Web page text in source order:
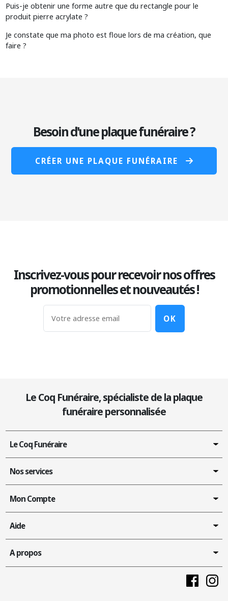
Puis-je obtenir une forme autre que du rectangle pour le
produit pierre acrylate ?
Je constate que ma photo est floue lors de ma création, que
faire ?
Besoin d'une plaque funéraire ?
CRÉER UNE PLAQUE FUNÉRAIRE
Inscrivez-vous pour recevoir nos offres
promotionnelles et nouveautés !
OK
Le Coq Funéraire, spécialiste de la plaque
funéraire personnalisée
Le Coq Funéraire
Nos services
Mon Compte
Aide
A propos